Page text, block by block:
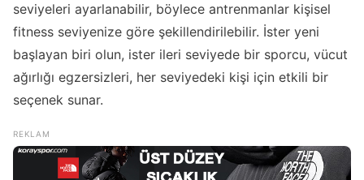
seviyeleri ayarlanabilir, böylece antrenmanlar kişisel
fitness seviyenize göre şekillendirilebilir. İster yeni
başlayan biri olun, ister ileri seviyede bir sporcu, vücut
ağırlığı egzersizleri, her seviyedeki kişi için etkili bir
seçenek sunar.